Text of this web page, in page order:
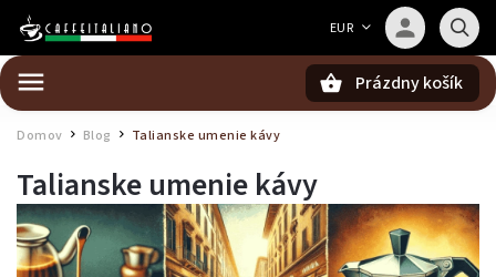
EUR
Prázdny košík
Domov Blog Talianske umenie kávy
Talianske umenie kávy
Barista — poradca Caffeitaliano